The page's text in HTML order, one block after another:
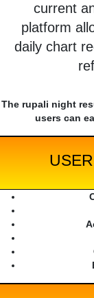
current
platform
daily chart
The rupali night
users can